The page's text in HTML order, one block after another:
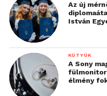
Az új
István
KÜTYÜK
A Sony
élmény